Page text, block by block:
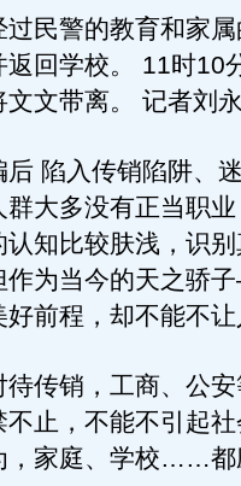
警的教育和家属
返回学校。 11时10
文文带离。 记者刘
陷入传销陷阱、迷
群大多没有正当职
认知比较肤浅，识
作为当今的天之骄
好前程，却不能不让
销，工商、公安
不止，不能不引起
，家庭、学校……都